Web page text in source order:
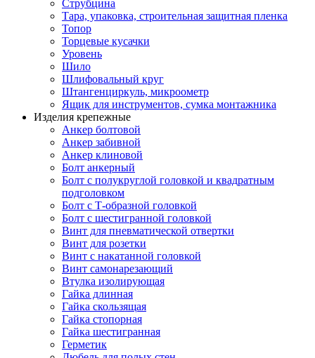
Струбцина
Тара, упаковка, строительная защитная пленка
Топор
Торцевые кусачки
Уровень
Шило
Шлифовальный круг
Штангенциркуль, микроометр
Ящик для инструментов, сумка монтажника
Изделия крепежные
Анкер болтовой
Анкер забивной
Анкер клиновой
Болт анкерный
Болт с полукруглой головкой и квадратным
подголовком
Болт с Т-образной головкой
Болт с шестигранной головкой
Винт для пневматической отвертки
Винт для розетки
Винт с накатанной головкой
Винт самонарезающий
Втулка изолирующая
Гайка длинная
Гайка скользящая
Гайка стопорная
Гайка шестигранная
Герметик